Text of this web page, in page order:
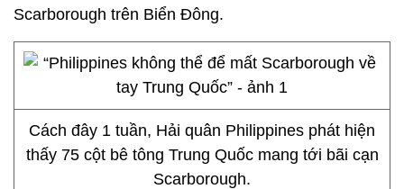
Scarborough trên Biển Đông.
Cách đây 1 tuần, Hải quân Philippines phát hiện
thấy 75 cột bê tông Trung Quốc mang tới bãi cạn
Scarborough.